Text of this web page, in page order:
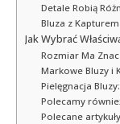
Detale Robią
Bluza z
Jak Wybrać
Rozmiar Ma
Markowe Bluzy i
Pielęgnacja Bluzy:
Polecamy
Polecane artykuły